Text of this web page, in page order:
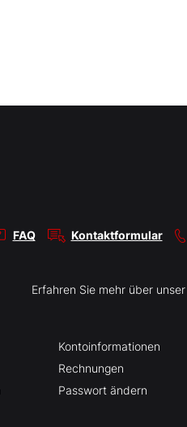
FAQ Kontaktformular
Erfahren Sie mehr über
Kontoinformationen
Rechnungen
Passwort ändern